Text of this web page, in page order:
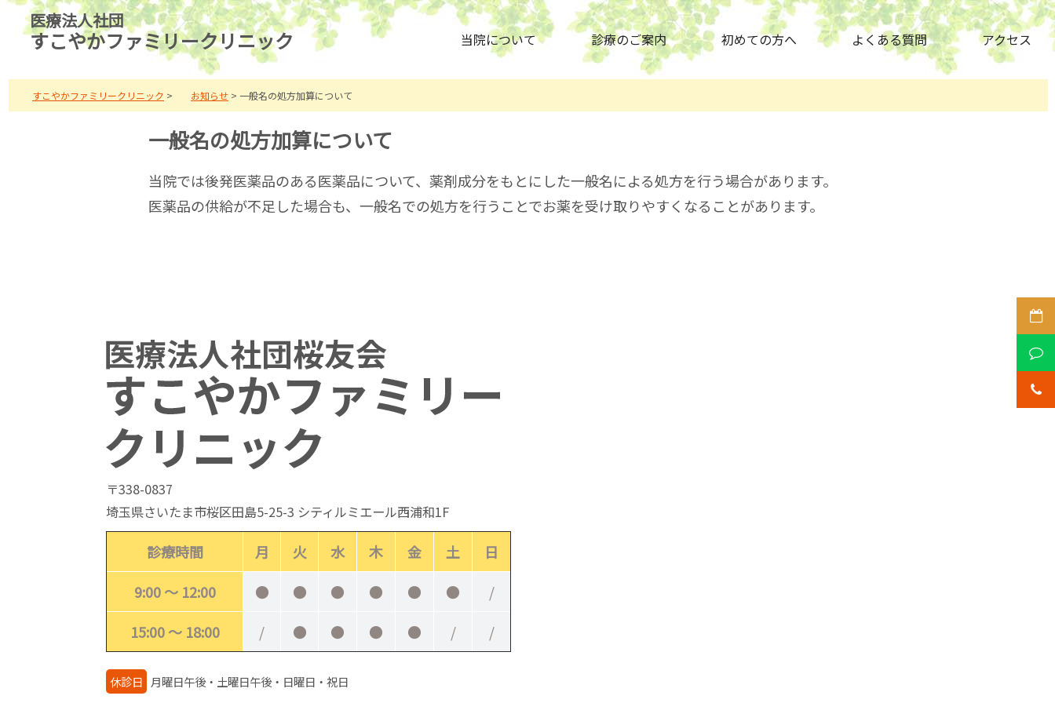
すこやかファミリークリニック 当院について 診療のご案内 初めての方へ よくある質問 アクセス
すこやかファミリークリニック > お知らせ > 一般名の処方加算について
一般名の処方加算について
当院では後発医薬品のある医薬品について、薬剤成分をもとにした一般名による処方を行う場合があります。
医薬品の供給が不足した場合も、一般名での処方を行うことでお薬を受け取りやすくなることがあります。
〒338-0837
埼玉県さいたま市桜区田島5-25-3 シティルミエール西浦和1F
診療時間 月 火 水 木 金 土
日
9:00 ～ 12:00
● ● ● ● ● ●
/
15:00 ～ 18:00
/ ● ● ● ● / /
休診日 月曜日午後・土曜日午後・日曜日・祝日